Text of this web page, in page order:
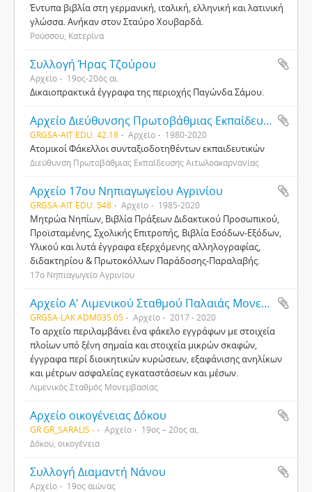
Έντυπα βιβλία στη γερμανική, ιταλική, ελληνική και λατινική
γλώσσα. Ανήκαν στον Σταύρο Χουβαρδά.
Ρούσσου, Κατερίνα
Συλλογή Ήρας Τζούρου
Αρχείο 19ος-20ός αι.
Δικαιοπρακτικά έγγραφα της περιοχής Παγώνδα Σάμου.
Αρχείο Διεύθυνσης Πρωτοβάθμιας Εκπαίδευσης Αιτωλοακαρνανίας
GRGSA-AIT EDU. 42.18 Αρχείο 1980-2020
Ατομικοί Φάκελλοι συνταξιοδοτηθέντων εκπαιδευτικών
Διεύθυνση Πρωτοβάθμιας Εκπαίδευσης Αιτωλοακαρνανίας
Αρχείο 17ου Νηπιαγωγείου Αγρινίου
GRGSA-AIT EDU. 548 Αρχείο 1985-2020
Μητρώα Νηπίων, Βιβλία Πράξεων Διδακτικού Προσωπικού,
Προϊσταμένης, Σχολικής Επιτροπής, Βιβλία Εσόδων-Εξόδων,
Υλικού και λυτά έγγραφα εξερχόμενης αλληλογραφίας,
διδακτηρίου & Πρωτοκόλλων Παράδοσης-Παραλαβής.
17ο Νηπιαγωγείο Αγρινίου
Αρχείο Α' Λιμενικού Σταθμού Παλαιάς Μονεμβασίας
GRGSA-LAK ADM035.05 Αρχείο 2017 - 2020
Το αρχείο περιλαμβάνει ένα φάκελο εγγράφων με στοιχεία
πλοίων υπό ξένη σημαία και στοιχεία μικρών σκαφών,
έγγραφα περί διοικητικών κυρώσεων, εξαφάνισης ανηλίκων
και μέτρων ασφαλείας εγκαταστάσεων και μέσων.
Λιμενικός Σταθμός Μονεμβασίας
Αρχείο οικογένειας Δόκου
GR GR_SARALIS - Αρχείο
19ος – 20ος αι.
Δόκου, οικογένεια
Συλλογή Διαμαντή Νάνου
Αρχείο 19ος αιώνας